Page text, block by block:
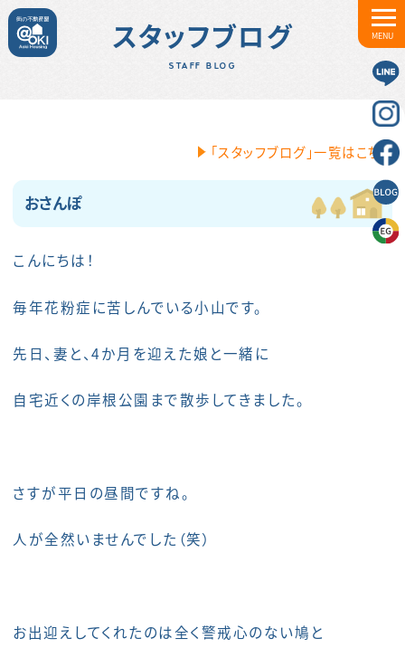
MENU
スタッフブログ
STAFF BLOG
「スタッフブログ」一覧はこちら
おさんぽ
こんにちは！
毎年花粉症に苦しんでいる小山です。
先日、妻と、4か月を迎えた娘と一緒に
自宅近くの岸根公園まで散歩してきました。
さすが平日の昼間ですね。
人が全然いませんでした（笑）
お出迎えしてくれたのは全く警戒心のない鳩と